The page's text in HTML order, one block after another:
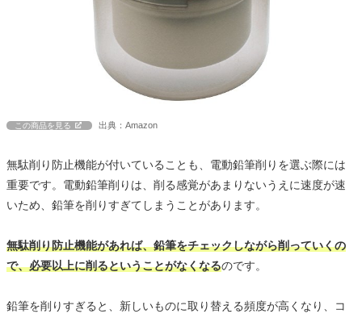
この商品を見る 出典：Amazon
無駄削り防止機能が付いていることも、電動鉛筆削りを選ぶ際には
重要です。電動鉛筆削りは、削る感覚があまりないうえに速度が速
いため、鉛筆を削りすぎてしまうことがあります。
無駄削り防止機能があれば、鉛筆をチェックしながら削っていくの
で、必要以上に削るということがなくなるのです。
鉛筆を削りすぎると、新しいものに取り替える頻度が高くなり、コ